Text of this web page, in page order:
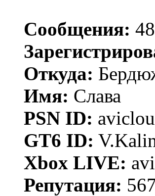
Сообщения:
Откуда:
Имя: Слава
PSN ID:
GT6 ID:
Xbox LIVE:
Репутация: